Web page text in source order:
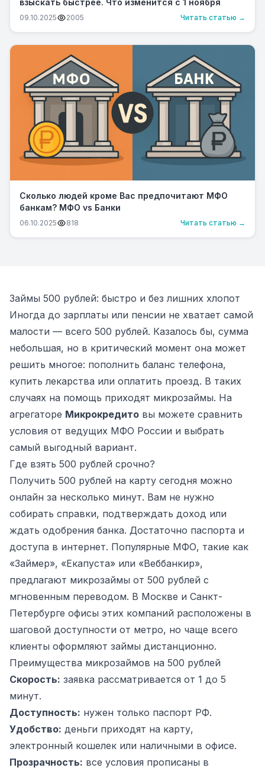
09.10.2025 2005 Читать статью →
Сколько людей кроме Вас предпочитают МФО
банкам? МФО vs Банки
06.10.2025 818 Читать статью →
Займы 500 рублей: быстро и без лишних хлопот
Иногда до зарплаты или пенсии не хватает самой
малости — всего 500 рублей. Казалось бы, сумма
небольшая, но в критический момент она может
решить многое: пополнить баланс телефона,
купить лекарства или оплатить проезд. В таких
случаях на помощь приходят микрозаймы. На
агрегаторе Микрокредито вы можете сравнить
условия от ведущих МФО России и выбрать
самый выгодный вариант.
Где взять 500 рублей срочно?
Получить 500 рублей на карту сегодня можно
онлайн за несколько минут. Вам не нужно
собирать справки, подтверждать доход или
ждать одобрения банка. Достаточно паспорта и
доступа в интернет. Популярные МФО, такие как
«Займер», «Екапуста» или «Веббанкир»,
предлагают микрозаймы от 500 рублей с
мгновенным переводом. В Москве и Санкт-
Петербурге офисы этих компаний расположены в
шаговой доступности от метро, но чаще всего
клиенты оформляют займы дистанционно.
Преимущества микрозаймов на 500 рублей
Скорость: заявка рассматривается от 1 до 5
минут.
Доступность: нужен только паспорт РФ.
Удобство: деньги приходят на карту,
электронный кошелек или наличными в офисе.
Прозрачность: все условия прописаны в